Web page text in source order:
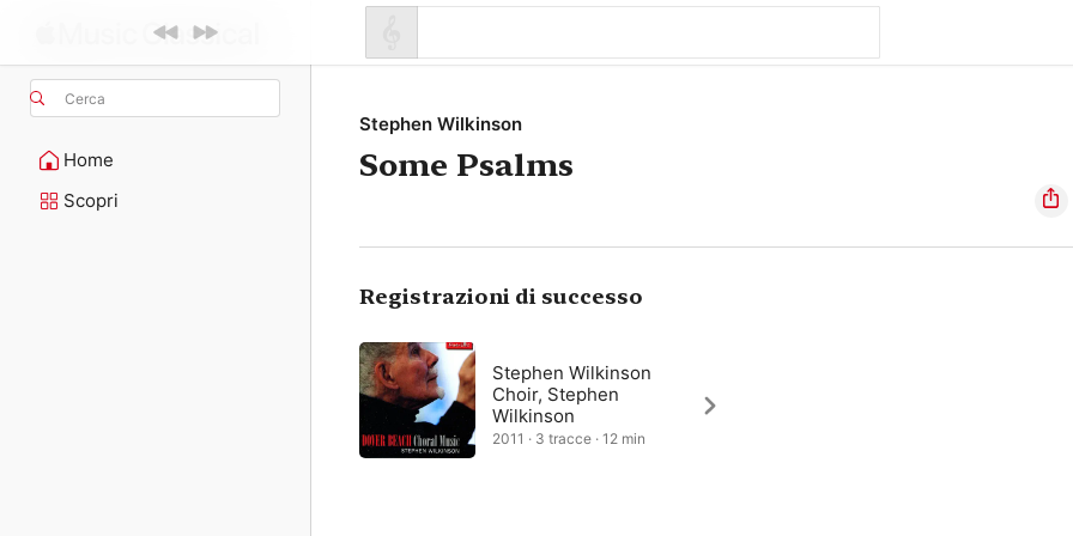
Cerca
Home
Scopri
Stephen Wilkinson
Some Psalms
Registrazioni di successo
Stephen Wilkinson
Choir, Stephen
Wilkinson
2011 · 3 tracce · 12 min